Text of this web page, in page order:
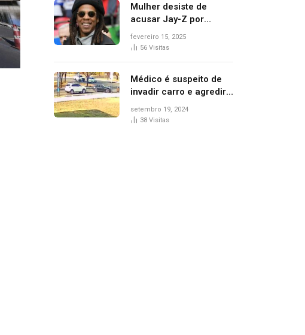
Mulher desiste de
acusar Jay-Z por
estupro, diz revista
fevereiro 15, 2025
56 Visitas
Médico é suspeito de
invadir carro e agredir
delegado aposentado
durante confusão no
setembro 19, 2024
38 Visitas